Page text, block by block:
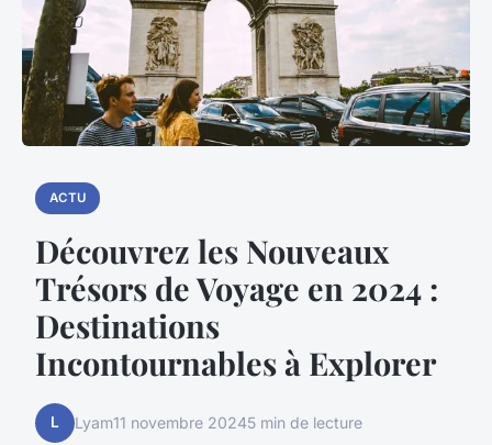
ACTU
Découvrez les Nouveaux
Trésors de Voyage en 2024 :
Destinations
Incontournables à Explorer
L Lyam11 novembre 20245 min de lecture